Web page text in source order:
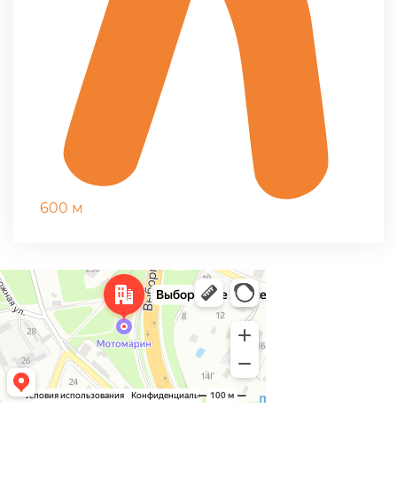
600 м